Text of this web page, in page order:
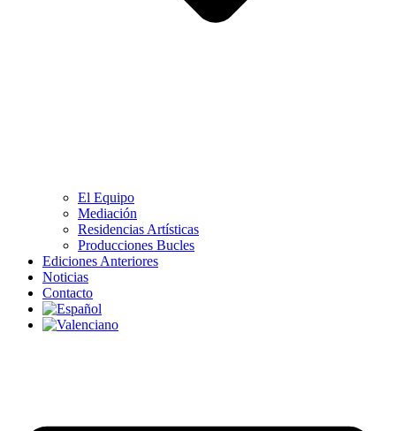
El Equipo
Mediación
Residencias Artísticas
Producciones Bucles
Ediciones Anteriores
Noticias
Contacto